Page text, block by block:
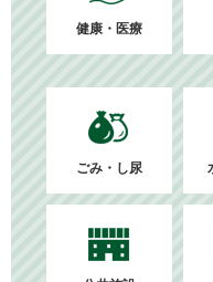
健康・医療
ごみ・し尿